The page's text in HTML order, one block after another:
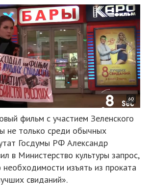
фильм с участием Зеленского
не только среди обычных
Госдумы РФ Александр
в Министерство культуры запрос,
необходимости изъять из проката
свиданий».